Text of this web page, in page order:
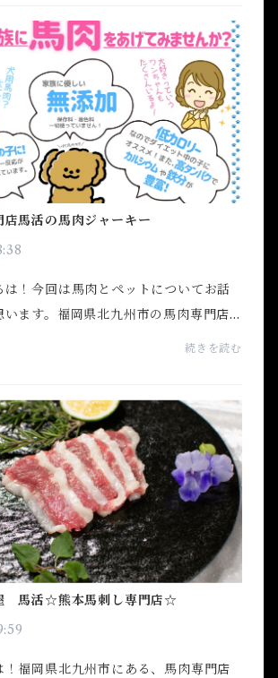
馬活の馬肉ジャーキー
は！今回は馬肉とペットについてお話
います。福岡県北九州市の馬肉専門店
ト用の馬刺しやジャーキーなどを作っ
続きを読む
馬活☆熊本馬刺し専門店☆
！福岡県北九州市にある、馬肉専門店